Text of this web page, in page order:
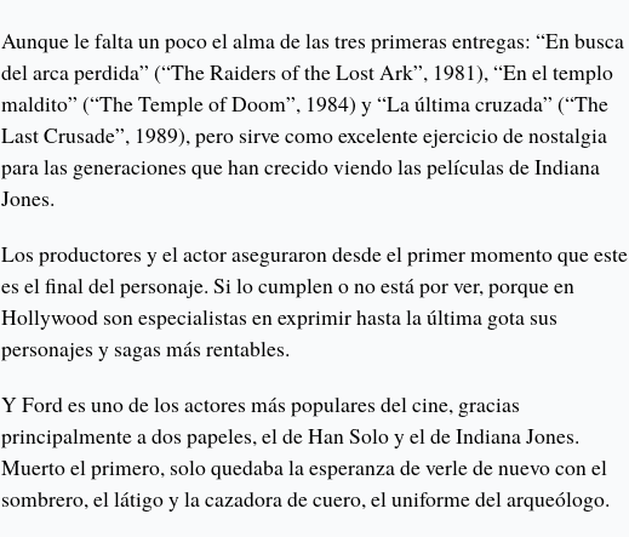
Aunque le falta un poco el alma de las tres primeras entregas: “En busca
del arca perdida” (“The Raiders of the Lost Ark”, 1981), “En el templo
maldito” (“The Temple of Doom”, 1984) y “La última cruzada” (“The
Last Crusade”, 1989), pero sirve como excelente ejercicio de nostalgia
para las generaciones que han crecido viendo las películas de Indiana
Jones.
Los productores y el actor aseguraron desde el primer momento que este
es el final del personaje. Si lo cumplen o no está por ver, porque en
Hollywood son especialistas en exprimir hasta la última gota sus
personajes y sagas más rentables.
Y Ford es uno de los actores más populares del cine, gracias
principalmente a dos papeles, el de Han Solo y el de Indiana Jones.
Muerto el primero, solo quedaba la esperanza de verle de nuevo con el
sombrero, el látigo y la cazadora de cuero, el uniforme del arqueólogo.